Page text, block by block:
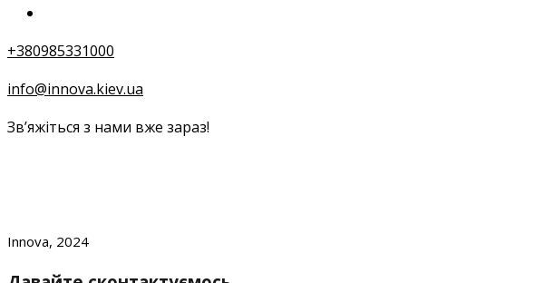
+380985331000
info@innova.kiev.ua
Зв’яжіться з нами вже зараз!
Innova, 2024